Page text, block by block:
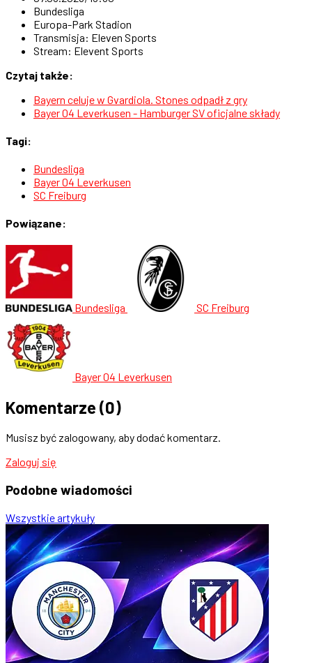
Bundesliga
Europa-Park Stadion
Transmisja: Eleven Sports
Stream: Elevent Sports
Czytaj także:
Bayern celuje w Gvardiola. Stones odpadł z gry
Bayer 04 Leverkusen - Hamburger SV oficjalne składy
Tagi:
Bundesliga
Bayer 04 Leverkusen
SC Freiburg
Powiązane:
Bundesliga SC Freiburg
Bayer 04 Leverkusen
Komentarze (0)
Musisz być zalogowany, aby dodać komentarz.
Zaloguj się
Podobne wiadomości
Wszystkie artykuły